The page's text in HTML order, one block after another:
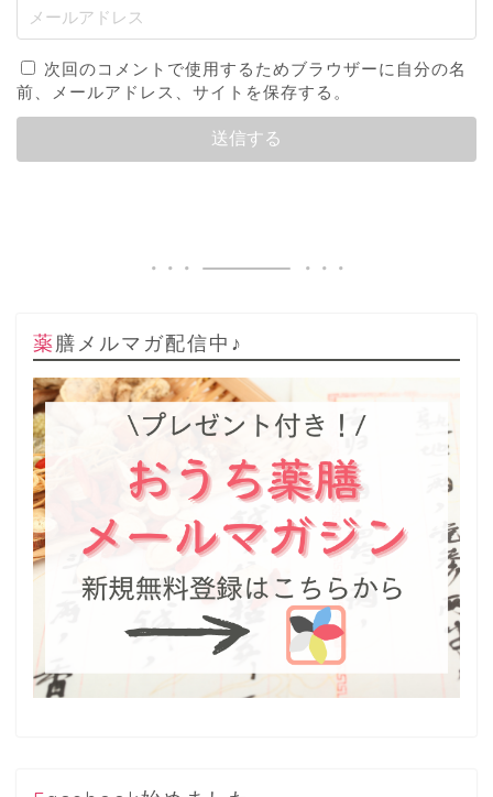
次回のコメントで使用するためブラウザーに自分の名
前、メールアドレス、サイトを保存する。
薬膳メルマガ配信中♪